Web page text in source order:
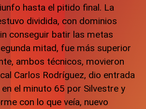
hasta el pitido final. La
dividida, con dominios
conseguir batir las metas
mitad, fue más superior
ambos técnicos, movieron
Carlos Rodríguez, dio entrada
en el minuto 65 por Silvestre y
con lo que veía, nuevo